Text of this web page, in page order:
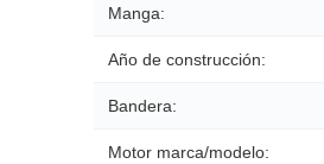
Manga:
Año de construcción:
Bandera:
Motor marca/modelo: